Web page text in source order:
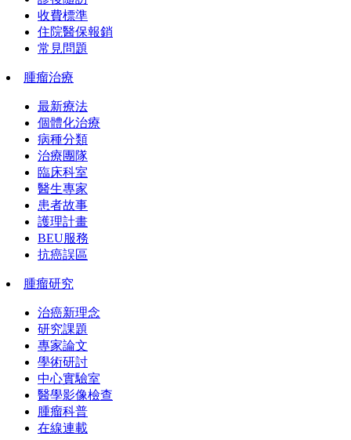
收費標準
住院醫保報銷
常見問題
腫瘤治療
最新療法
個體化治療
病種分類
治療團隊
臨床科室
醫生專家
患者故事
護理計畫
BEU服務
抗癌誤區
腫瘤研究
治癌新理念
研究課題
專家論文
學術研討
中心實驗室
醫學影像檢查
腫瘤科普
在線連載